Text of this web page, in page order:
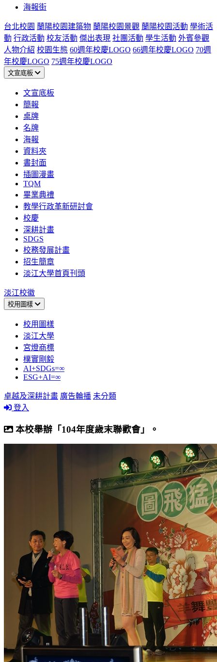
海報街
台北校園 蘭陽校園建築物 蘭陽校園景觀 蘭陽校園活動 學術活
動 行政活動 校友活動 傑出表現 社團活動 學生活動 外賓參觀
人物介紹 校園生態 60週年校慶LOGO 66週年校慶LOGO 70週
年校慶LOGO 75週年校慶LOGO
文宣底板
文宣底板
簡報
桌牌
名牌
海報
資料夾
書封面
插圖漫畫
TQM
畢業典禮
教學行政革新研討會
校慶
深耕計畫
SDGS
校務發展計畫
招生簡章
淡江大學首頁刊頭
淡江校徽
校用圖樣
校用圖樣
淡江大學
宮燈商標
樸實剛毅
AI+SDGs=∞
ESG+AI=∞
卓越及深耕計畫 廣告輪播 未分類
登入
本校舉辦「104年度歲末聯歡會」。